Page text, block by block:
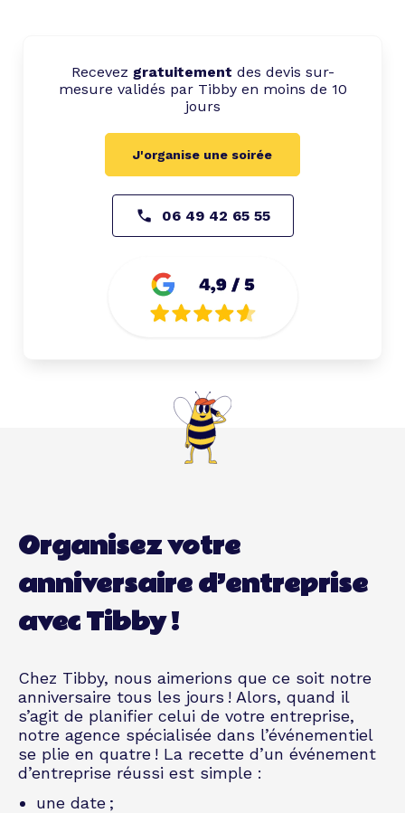
Recevez gratuitement des devis sur-
mesure validés par Tibby en moins de 10
jours
J'organise une soirée
06 49 42 65 55
Organisez votre
anniversaire d’entreprise
avec Tibby !
Chez Tibby, nous aimerions que ce soit notre
anniversaire tous les jours ! Alors, quand il
s’agit de planifier celui de votre entreprise,
notre agence spécialisée dans l’événementiel
se plie en quatre ! La recette d’un événement
d’entreprise réussi est simple :
une date ;